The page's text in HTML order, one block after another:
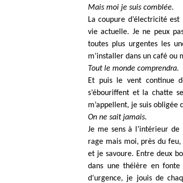
Mais moi je suis comblée.
La coupure d’électricité
vie actuelle. Je ne peux
toutes plus urgentes les
m’installer dans un café ou
Tout le monde comprendra.
Et puis le vent continue
s’ébouriffent et la chatte
m’appellent, je suis
On ne sait jamais.
Je me sens à l’intérieur
rage mais moi, près du
et je savoure. Entre deux
dans une théière en
d’urgence, je jouis de